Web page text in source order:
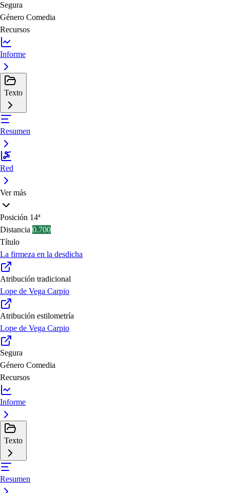
Segura
Género Comedia
Recursos
Informe
Texto
Resumen
Red
Ver más
Posición 14ª
Distancia 0.700
Título
La firmeza en la desdicha
Atribución tradicional
Lope de Vega Carpio
Atribución estilometría
Lope de Vega Carpio
Segura
Género Comedia
Recursos
Informe
Texto
Resumen